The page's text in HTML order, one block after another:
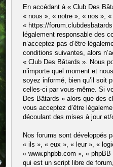
En accédant à « Club Des
« nous », « notre », « nos », «
« https://
légalement responsable des
n’acceptez pas d’être
conditions suivantes, alors
« Club Des Bâtards ». Nous
n’importe quel moment et
soyez informé, bien qu’il soit
celles-ci par vous-même. Si
Des Bâtards » alors que des
vous acceptez d’être
découlant des mises à jour et/
Nos forums sont développés
« ils », « eux », « leur », «
« www.phpbb.com », «
qui est un script libre de